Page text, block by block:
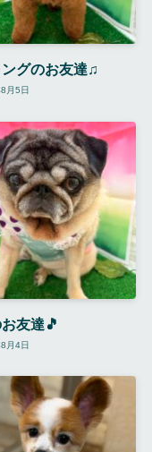
ングのお友達♫
月5日
友達🎵
月4日